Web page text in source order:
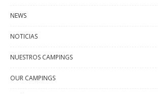
NEWS
NOTICIAS
NUESTROS CAMPINGS
OUR CAMPINGS